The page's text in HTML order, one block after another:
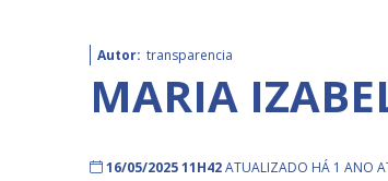
Autor: transparencia
MARIA
16/05/2025 11H42ATUALIZADO HÁ 1 ANO